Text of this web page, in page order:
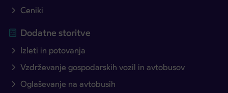
Ceniki
Dodatne storitve
Izleti in potovanja
Vzdrževanje gospodarskih vozil in avtobusov
Oglaševanje na avtobusih